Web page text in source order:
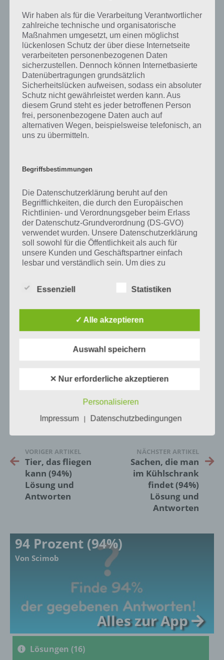
Darum geht es bei 94%
Was ist 94%? In der App 94% musst du auf Basis eines Bildes oder
einer Aussage die Antworten herausfinden, die von anderen Spielern
am häufigsten genannt worden sind. Nur so kannst du das nächste
Level freischalten. Zusammenaddiert ergeben alle Antworten 94
Prozent, wovon die App ihren Namen hat. Entsprechend ist 94
Prozent ein Wort und Rätsel-Spiel. Bereits über 10 Millionen mal
wurde die App mittlerweile heruntergeladen und gehört mit zu den
erfolgreichsten Spiele Apps in diesem Genre im Google Play Store
und iTunes App Store.
Auf WhatsApp teilen
Tweet auf Twitter
Mehr Artikel hier auf Touchportal
KOMMENTARE
VORIGER ARTIKEL
Tier, das fliegen
kann (94%)
Lösung und
Antworten
NÄCHSTER ARTIKEL
Sachen, die man
im Kühlschrank
findet (94%)
Lösung und
Antworten
94 Prozent (94%)
Von Scimob
Alles zur App
Lösungen (16)
Wir haben als für die Verarbeitung Verantwortlicher
zahlreiche technische und organisatorische
Maßnahmen umgesetzt, um einen möglichst
lückenlosen Schutz der über diese Internetseite
verarbeiteten personenbezogenen Daten
sicherzustellen. Dennoch können Internetbasierte
Datenübertragungen grundsätzlich
Sicherheitslücken aufweisen, sodass ein absoluter
Schutz nicht gewährleistet werden kann. Aus
diesem Grund steht es jeder betroffenen Person
frei, personenbezogene Daten auch auf
alternativen Wegen, beispielsweise telefonisch, an
uns zu übermitteln.
Begriffsbestimmungen
Die Datenschutzerklärung beruht auf den
Begrifflichkeiten, die durch den Europäischen
Richtlinien- und Verordnungsgeber beim Erlass
der Datenschutz-Grundverordnung (DS-GVO)
verwendet wurden. Unsere Datenschutzerklärung
soll sowohl für die Öffentlichkeit als auch für
unsere Kunden und Geschäftspartner einfach
lesbar und verständlich sein. Um dies zu
a) personenbezogene Daten
Informationen, die sich auf eine identifizierte
Folgenden „betroffene Person") beziehen.
Person angesehen, die direkt oder indirekt,
Kennnummer, zu Standortdaten, zu einer
Online-Kennung oder zu einem oder
mehreren besonderen Merkmalen, die
Ausdruck der physischen, physiologischen,
genetischen, psychischen, wirtschaftlichen,
kulturellen oder sozialen Identität dieser
natürlichen Person sind, identifiziert werden
b) betroffene Person
Betroffene Person ist jede identifizierte oder
identifizierbare natürliche Person, deren
personenbezogene Daten von dem für die
Verarbeitung Verantwortlichen verarbeitet
c) Verarbeitung
Essenziell Statistiken
✓ Alle akzeptieren
Auswahl speichern
✕ Nur erforderliche akzeptieren
Personalisieren
Impressum
| Datenschutzbedingungen